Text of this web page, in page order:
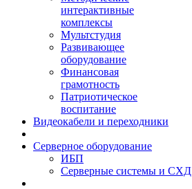
интерактивные
комплексы
Мультстудия
Развивающее
оборудование
Финансовая
грамотность
Патриотическое
воспитание
Видеокабели и переходники
Серверное оборудование
ИБП
Серверные системы и СХД